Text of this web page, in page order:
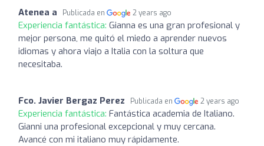
Atenea a Publicada en 2 years ago
Experiencia fantástica: Gianna es una gran profesional y
mejor persona, me quitó el miedo a aprender nuevos
idiomas y ahora viajo a Italia con la soltura que
necesitaba.
Fco. Javier Bergaz Perez Publicada en 2 years ago
Experiencia fantástica: Fantástica academia de Italiano.
Gianni una profesional excepcional y muy cercana.
Avancé con mi italiano muy rápidamente.